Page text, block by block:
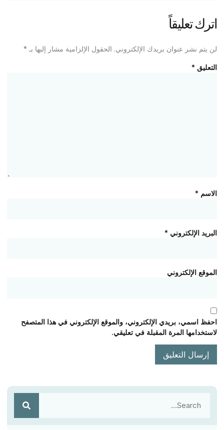
اترك تعليقاً
لن يتم نشر عنوان بريدك الإلكتروني. الحقول الإلزامية مشار إليها بـ *
التعليق *
الاسم *
البريد الإلكتروني *
الموقع الإلكتروني
احفظ اسمي، بريدي الإلكتروني، والموقع الإلكتروني في هذا المتصفح
لاستخدامها المرة المقبلة في تعليقي.